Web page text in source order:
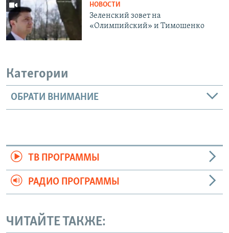
НОВОСТИ
Зеленский зовет на
«Олимпийский» и Тимошенко
Категории
ОБРАТИ ВНИМАНИЕ
ТВ ПРОГРАММЫ
РАДИО ПРОГРАММЫ
ЧИТАЙТЕ ТАКЖЕ: